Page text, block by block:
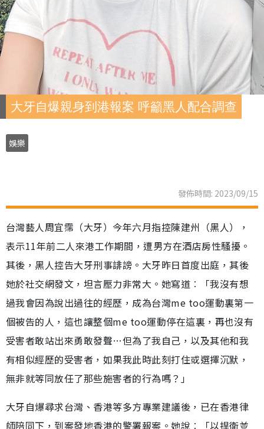
大牙自爆親身到港報案 呼籲黑人配合調查
娛樂
發佈時間: 2023/09/15
台灣藝人周宜霈（大牙）今年六月指控陳建州（黑人），
表示11年前二人來港工作期間，遭男方在酒店房性騷擾。
其後，黑人控告大牙刑事誹謗。大牙昨日首度出庭，其後
她於社交網發文，坦言壓力非常大。她寫道︰「我沒有想
過我會因為說出過往的經歷，成為台灣me too運動裏第一
個被告的人，這也讓整個me too運動停在這裏，再也沒有
受害者敢站出來勇敢發聲…但為了我自己，以及其他和我
有相似經歷的受害者，如果我此時此刻打住或選擇沉默，
無非就等同放任了那些施害者的行為嗎？」
大牙自爆尋求台灣、香港等多方專業建議後，已在香港律
師陪同下，到案發地香港的警署報案。她說︰「以捍衛並